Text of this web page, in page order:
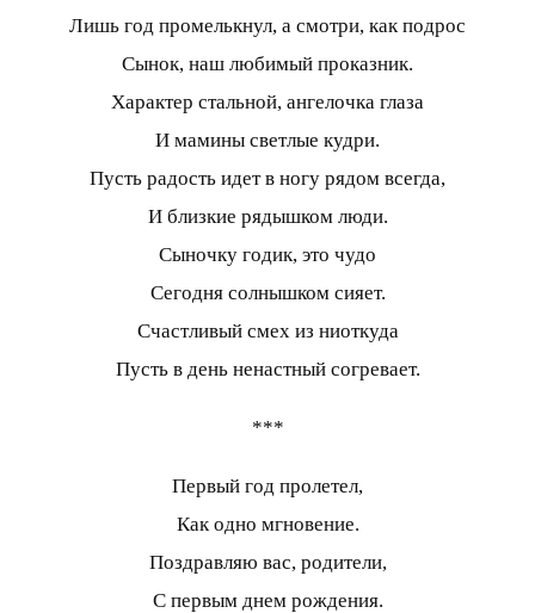
Лишь год промелькнул, а смотри, как подрос
Сынок, наш любимый проказник.
Характер стальной, ангелочка глаза
И мамины светлые кудри.
Пусть радость идет в ногу рядом всегда,
И близкие рядышком люди.
Сыночку годик, это чудо
Сегодня солнышком сияет.
Счастливый смех из ниоткуда
Пусть в день ненастный согревает.
***
Первый год пролетел,
Как одно мгновение.
Поздравляю вас, родители,
С первым днем рождения.